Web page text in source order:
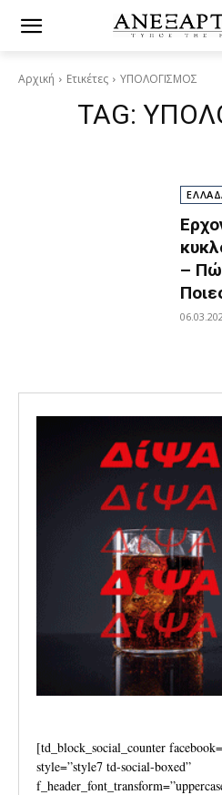
Αρχική Ετικέτες ΥΠΟΛΟΓΙΣΜΟΣ
TAG:
–
[td_block_social_counter
style=”style7 td-social-boxed”